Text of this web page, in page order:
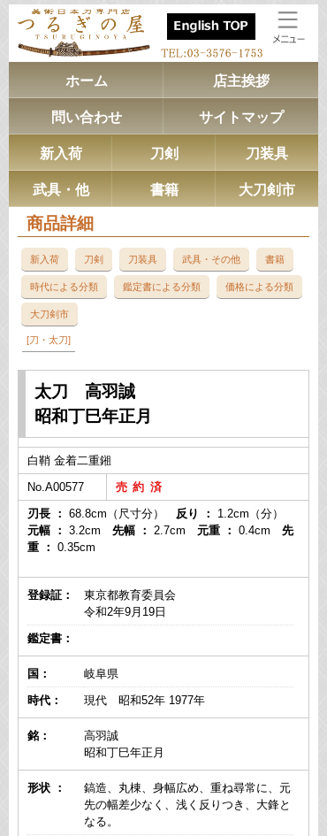
ホーム 店主挨拶
問い合わせ サイトマップ
新入荷 刀剣 刀装具
武具・他 書籍 大刀剣市
商品詳細
新入荷 刀剣 刀装具 武具・その他 書籍
時代による分類 鑑定書による分類 価格による分類
大刀剣市
刀・太刀
太刀 高羽誠
昭和丁巳年正月
白鞘 金着二重鎺
No.A00577
刃長 ： 68.8cm（尺寸分） 反り ：
1.2cm（分）
元幅 ： 3.2cm 先幅 ： 2.7cm 元重 ： 0.4cm 先
重 ： 0.35cm
登録証：
東京都教育委員会
令和2年9月19日
鑑定書：
国：
岐阜県
時代：
現代 昭和52年 1977年
銘：
高羽誠
昭和丁巳年正月
形状 ：
鎬造、丸棟、身幅広め、重ね尋常に、元
先の幅差少なく、浅く反りつき、大鋒と
なる。